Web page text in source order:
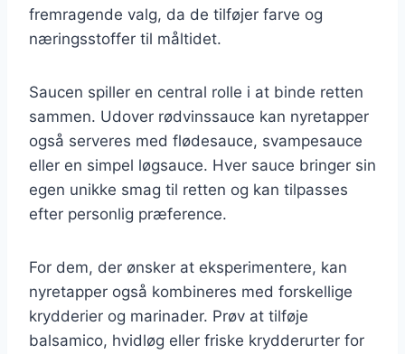
fremragende valg, da de tilføjer farve og
næringsstoffer til måltidet.
Saucen spiller en central rolle i at binde retten
sammen. Udover rødvinssauce kan nyretapper
også serveres med flødesauce, svampesauce
eller en simpel løgsauce. Hver sauce bringer sin
egen unikke smag til retten og kan tilpasses
efter personlig præference.
For dem, der ønsker at eksperimentere, kan
nyretapper også kombineres med forskellige
krydderier og marinader. Prøv at tilføje
balsamico, hvidløg eller friske krydderurter for